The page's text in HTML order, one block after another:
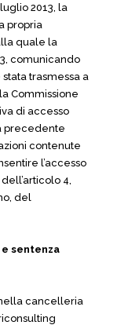
2013, la
propria
quale la
comunicando
trasmessa a
Commissione
di accesso
precedente
contenute
l’accesso
4,
del
sentenza
cancelleria